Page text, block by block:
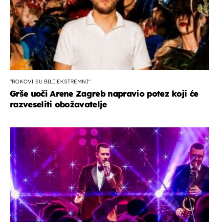
"ROKOVI SU BILI EKSTREMNI"
Grše uoči Arene Zagreb napravio potez koji će
razveseliti obožavatelje